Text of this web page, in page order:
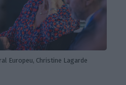
Europeu, Christine Lagarde